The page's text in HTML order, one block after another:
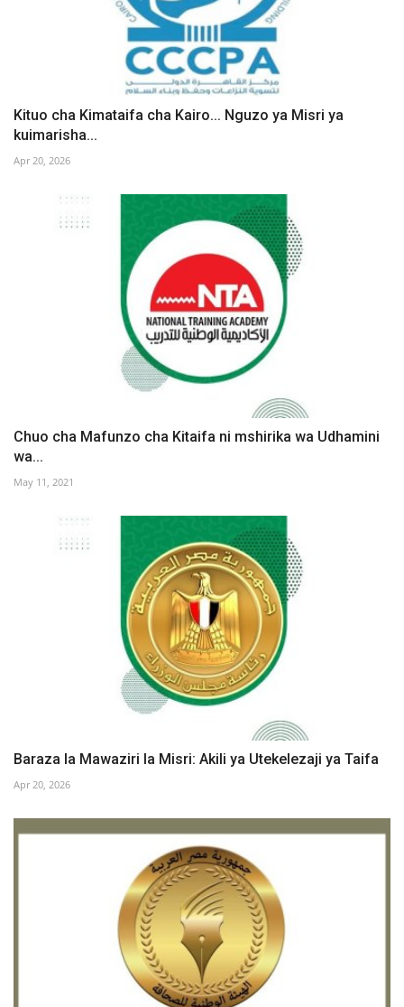
Kituo cha Kimataifa cha Kairo... Nguzo ya Misri ya
kuimarisha...
Apr 20, 2026
Chuo cha Mafunzo cha Kitaifa ni mshirika wa Udhamini
wa...
May 11, 2021
Baraza la Mawaziri la Misri: Akili ya Utekelezaji ya Taifa
Apr 20, 2026